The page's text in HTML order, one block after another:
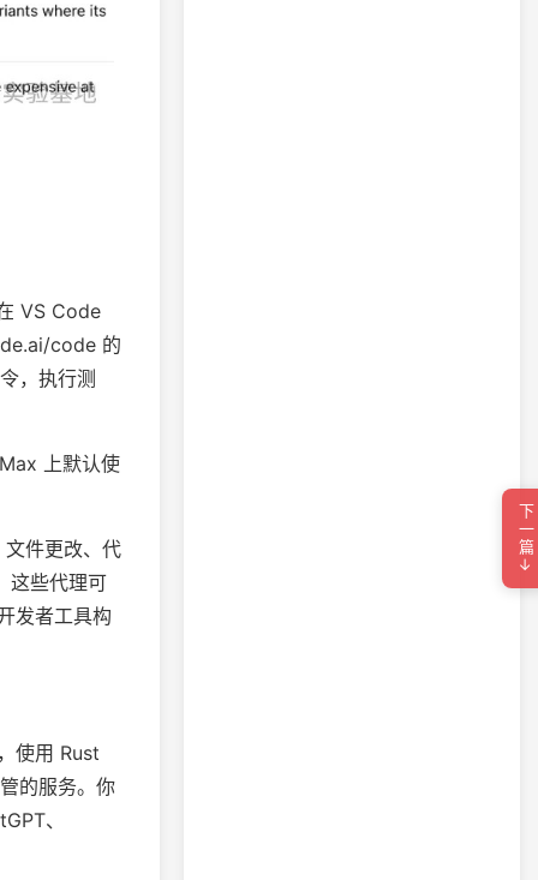
VS Code
code 的
，执行测
上默认使
件更改、代
这些代理可
发者工具构
使用 Rust
的服务。你
、
下一篇→